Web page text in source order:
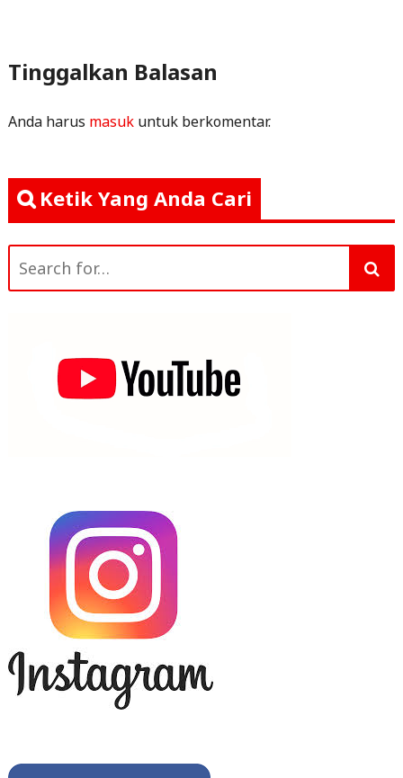
o
o
k
p
Tinggalkan Balasan
Anda harus masukuntuk berkomentar.
Ketik Yang Anda Cari
for: